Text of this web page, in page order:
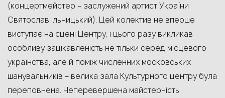
(концертмейстер – заслужений артист України
Святослав Ільницький). Цей колектив не вперше
виступає на сцені Центру, і цього разу викликав
особливу зацікавленість не тільки серед місцевого
українства, але й поміж численних московських
шанувальників – велика зала Культурного центру була
переповнена. Неперевершена майстерність